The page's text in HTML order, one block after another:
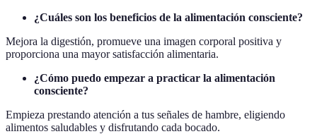
¿Cuáles son los beneficios de la alimentación consciente?
Mejora la digestión, promueve una imagen corporal positiva y
proporciona una mayor satisfacción alimentaria.
¿Cómo puedo empezar a practicar la alimentación
consciente?
Empieza prestando atención a tus señales de hambre, eligiendo
alimentos saludables y disfrutando cada bocado.